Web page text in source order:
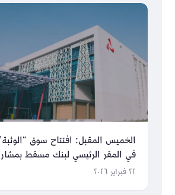
الخميس المقبل: افتتاح سوق
في المقر الرئيسي لبنك مسقط
روّاد الأعمال
٢٢ فبراير ٢٠٢٦